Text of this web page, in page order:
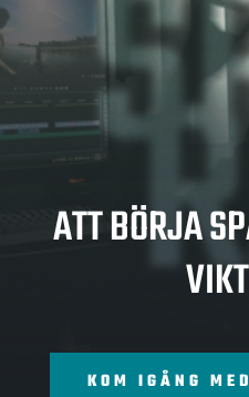
ATT BÖRJA
KOM IGÅNG